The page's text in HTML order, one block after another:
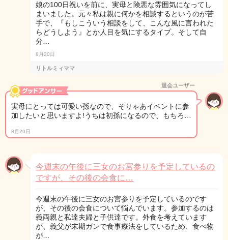
娘の100日祝いを前に、実母と険悪な雰囲気になってし
まいました。元々私は親に何かを相談するというのが苦
手で、『もしこういう相談をして、こんな風に言われた
らどうしよう』とか人目を気にするタイプ。そして自
分…
8月20日
リトルミィママ
退会ユーザー
実母にとっては可愛い孫なので、そりゃあイベントに参
加したいと思いますよ!うちは初孫になるので、もちろ…
8月20日
今週末の午後に三女のお宮参りを予定しているの
ですが、その後の会食に…
今週末の午後に三女のお宮参りを予定しているのです
が、その後の会食について悩んでいます。参加するのは
義両親と私達夫婦と子供達です。外食を考えています
が、義父が末期ガンで食事療法をしているため、食べ物
が…